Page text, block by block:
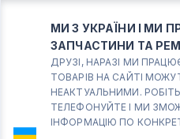
МИ З УКРАЇНИ І МИ
ЗАПЧАСТИНИ ТА
ДРУЗІ, НАРАЗІ МИ
ТОВАРІВ НА САЙТІ
НЕАКТУАЛЬНИМИ.
ТЕЛЕФОНУЙТЕ І МИ
ІНФОРМАЦІЮ ПО
КИЇВ
Вт.- Сб.
10:00 - 18:00